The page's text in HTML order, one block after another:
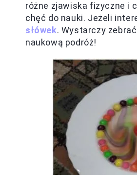
różne zjawiska fizyczne i
chęć do nauki. Jeżeli
słówek. Wystarczy
naukową podróż!